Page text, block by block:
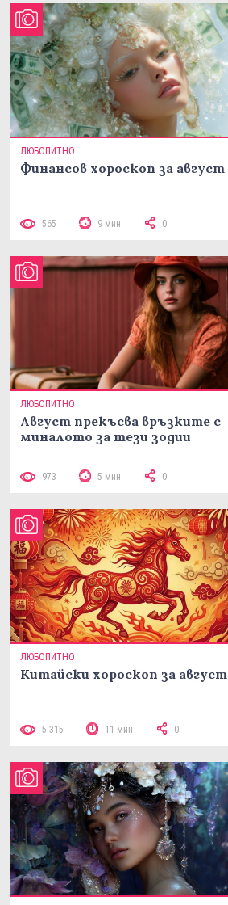
ЛЮБОПИТНО
Финансов хороскоп за август
565 9 мин 0
ЛЮБОПИТНО
Август прекъсва връзките с
миналото за тези зодии
973 5 мин 0
ЛЮБОПИТНО
Китайски хороскоп за август
5 315 11 мин 0